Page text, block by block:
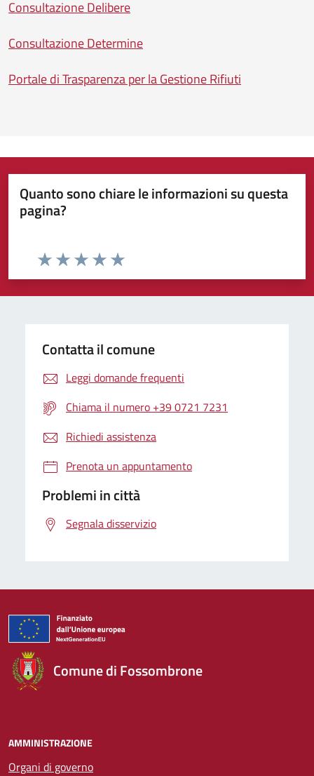
Consultazione Delibere
Consultazione Determine
Portale di Trasparenza per la Gestione Rifiuti
Quanto sono chiare le informazioni su questa
pagina?
Valuta da 1 a 5 stelle la pagina
Valuta 5 stelle su 5
Valuta 4 stelle su 5
Valuta 3 stelle su 5
Valuta 2 stelle su 5
Valuta 1 stelle su 5
Contatta il comune
Leggi domande frequenti
Chiama il numero +39 0721 7231
Richiedi assistenza
Prenota un appuntamento
Problemi in città
Segnala disservizio
Comune di Fossombrone
AMMINISTRAZIONE
Organi di governo